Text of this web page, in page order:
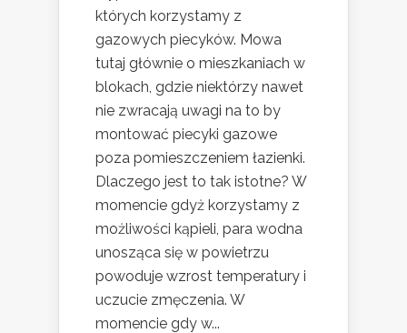
których korzystamy z
gazowych piecyków. Mowa
tutaj głównie o mieszkaniach w
blokach, gdzie niektórzy nawet
nie zwracają uwagi na to by
montować piecyki gazowe
poza pomieszczeniem łazienki.
Dlaczego jest to tak istotne? W
momencie gdyż korzystamy z
możliwości kąpieli, para wodna
unosząca się w powietrzu
powoduje wzrost temperatury i
uczucie zmęczenia. W
momencie gdy w...